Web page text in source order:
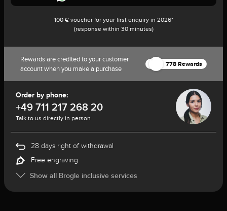
100 € voucher for your first enquiry in 2026*
(response within 30 minutes)
Rewards are credited to your customer
account when you make a purchase
778 Rewards
Order by phone:
+49 711 217 268 20
Talk to us directly in person
28 days right of withdrawal
Free engraving
Show all Brogle inclusive services